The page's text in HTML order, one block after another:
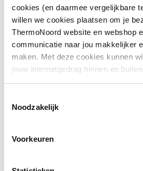
cookies (en daarmee vergelijkbare
willen we cookies plaatsen om je
ThermoNoord website en webshop
communicatie naar jou makkelijker
maken. Met deze cookies kunnen
jouw internetgedrag binnen en
website en webshop volgen en
communicatie aan jouw interesses
Noodzakelijk
Voorkeuren
Onderdeel Nee
Materiaal Overig
Kleur
Toon meer